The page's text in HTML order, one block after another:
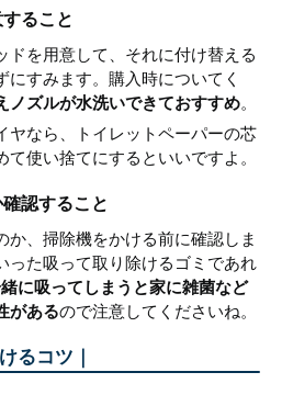
ること
ドを用意して、それに付け替える
にすみます。購入時についてく
ノズルが水洗いできておすすめ。
ヤなら、トイレットペーパーの芯
使い捨てにするといいですよ。
認すること
か、掃除機をかける前に確認しま
った吸って取り除けるゴミであれ
に吸ってしまうと家に雑菌など
があるので注意してくださいね。
るコツ｜